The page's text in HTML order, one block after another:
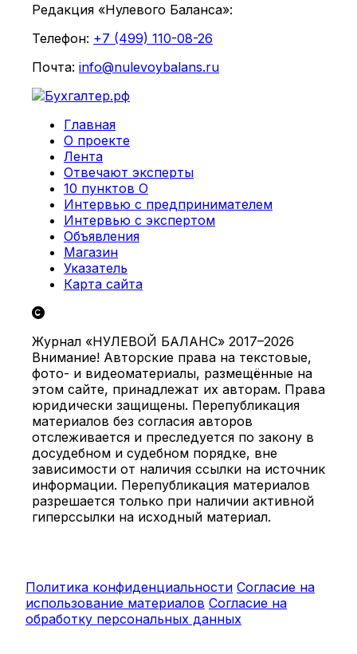
Редакция «Нулевого Баланса»:
Телефон: +7 (499) 110-08-26
Почта: info@nulevoybalans.ru
Главная
О проекте
Лента
Отвечают эксперты
10 пунктов О
Интервью с предпринимателем
Интервью с экспертом
Объявления
Магазин
Указатель
Карта сайта
Журнал «НУЛЕВОЙ БАЛАНС» 2017–2026
Внимание! Авторские права на текстовые,
фото- и видеоматериалы, размещённые на
этом сайте, принадлежат их авторам. Права
юридически защищены. Перепубликация
материалов без согласия авторов
отслеживается и преследуется по закону в
досудебном и судебном порядке, вне
зависимости от наличия ссылки на источник
информации. Перепубликация материалов
разрешается только при наличии активной
гиперссылки на исходный материал.
Политика конфиденциальности Согласие на
использование материалов Согласие на
обработку персональных данных